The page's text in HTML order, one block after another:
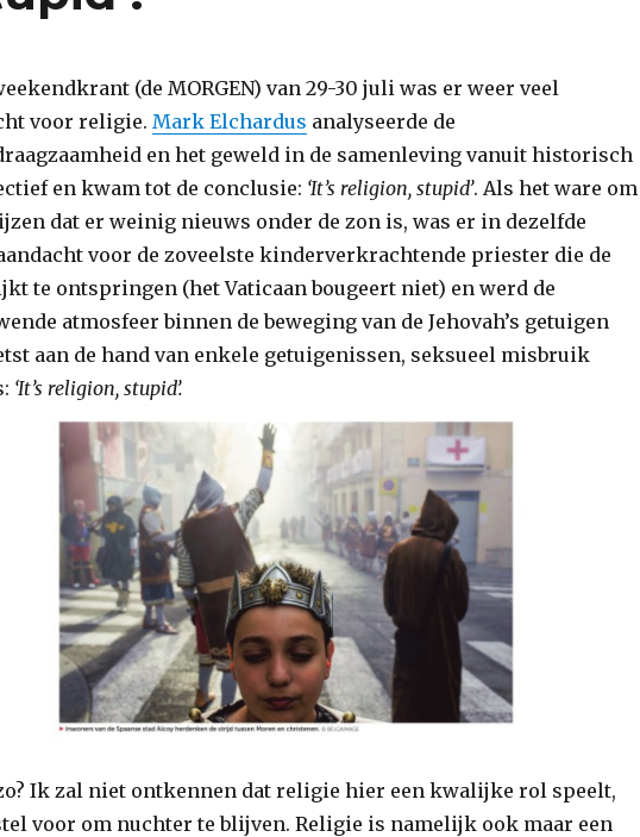
(de MORGEN) van 29-30 juli was er weer veel
voor religie. Mark Elchardus analyseerde de
en het geweld in de samenleving vanuit historisch
en kwam tot de conclusie: ‘It’s religion, stupid’. Als het ware om
dat er weinig nieuws onder de zon is, was er in dezelfde
voor de zoveelste kinderverkrachtende priester die de
te ontspringen (het Vaticaan bougeert niet) en werd de
atmosfeer binnen de beweging van de Jehovah’s getuigen
aan de hand van enkele getuigenissen, seksueel misbruik
‘It’s religion, stupid’.
Ik zal niet ontkennen dat religie hier een kwalijke rol speelt,
voor om nuchter te blijven. Religie is namelijk ook maar een